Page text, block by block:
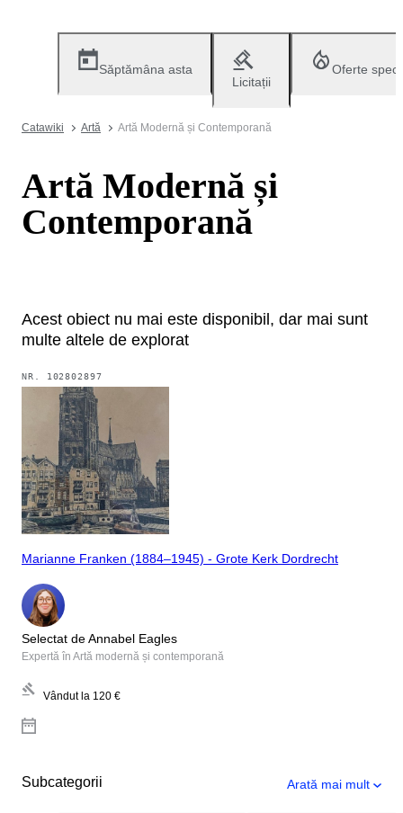
Săptămâna asta
Licitații
Oferte
Catawiki Artă Artă Modernă și Contemporană
Artă Modernă și
Contemporană
Acest obiect nu mai este disponibil, dar mai sunt
multe altele de explorat
NR. 102802897
Marianne Franken (1884–1945) - Grote Kerk Dordrecht
Selectat de Annabel Eagles
Expertă în Artă modernă și contemporană
Vândut la 120 €
Subcategorii Arată mai mult